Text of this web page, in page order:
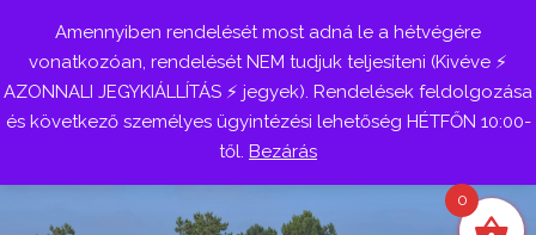
Belépés
Amennyiben rendelését most adná le a hétvégére
vonatkozóan, rendelését NEM tudjuk teljesíteni (Kivéve ⚡
AZONNALI JEGYKIÁLLÍTÁS ⚡ jegyek). Rendelések feldolgozása
és következő személyes ügyintézési lehetőség HÉTFŐN 10:00-
től. Bezárás
0